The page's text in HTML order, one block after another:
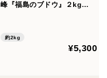
峰『福島のブドウ』２kg
約2kg
¥5,300